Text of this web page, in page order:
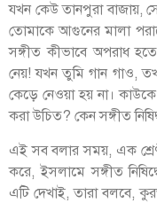
যখন কেউ তানপুরা বাজায়,
তোমাকে আগুনের মালা
সঙ্গীত কীভাবে অপরাধ
নেয়! যখন তুমি গান গাও,
কেড়ে নেওয়া হয় না। কাউকে
করা উচিত? কেন সঙ্গীত
এই সব বলার সময়, এক
করে, ইসলামে সঙ্গীত
এটি দেখাই, তারা বলবে,